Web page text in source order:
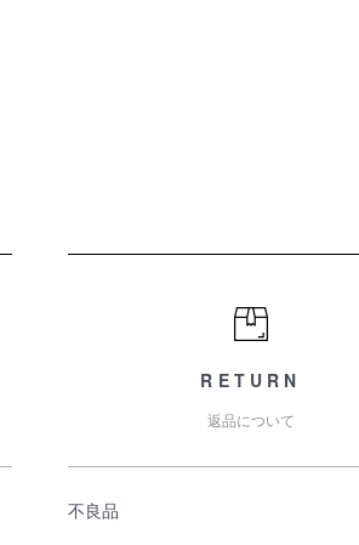
RETURN
返品について
不良品